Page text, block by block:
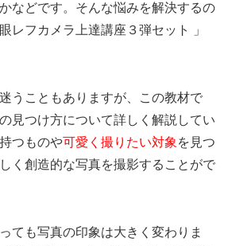
などです。そんな悩みを解決するの
レフカメラ上達講座３弾セット 」
うこともありますが、この教材で
見つけ方について詳しく解説してい
つものや可愛く撮りたい対象 を見つ
く創造的な写真を撮影することがで
ても写真の印象は大きく変わりま